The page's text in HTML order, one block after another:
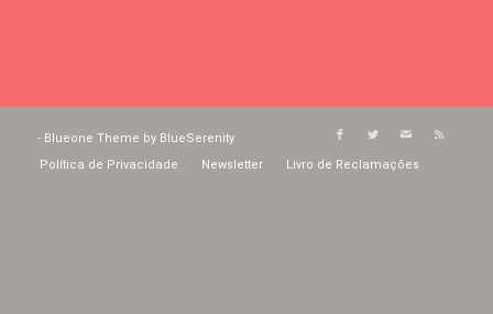
- Blueone Theme by BlueSerenity
Política de Privacidade
Newsletter Livro de Reclamações